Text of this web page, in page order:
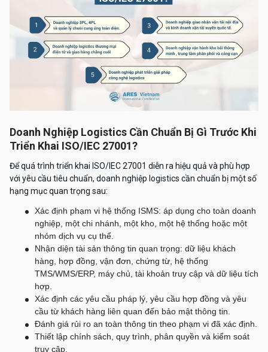
Doanh Nghiệp Logistics Cần Chuẩn Bị Gì Trước Khi
Triển Khai ISO/IEC 27001?
Để quá trình triển khai ISO/IEC 27001 diễn ra hiệu quả và phù hợp
với yêu cầu tiêu chuẩn, doanh nghiệp logistics cần chuẩn bị một số
hạng mục quan trọng sau:
Xác định phạm vi hệ thống ISMS: áp dụng cho toàn doanh
nghiệp, một chi nhánh, một kho, một hệ thống hoặc một
nhóm dịch vụ cụ thể.
Nhận diện tài sản thông tin quan trọng: dữ liệu khách
hàng, hợp đồng, vận đơn, chứng từ, hệ thống
TMS/WMS/ERP, máy chủ, tài khoản truy cập và dữ liệu tích
hợp.
Xác định các yêu cầu pháp lý, yêu cầu hợp đồng và yêu
cầu từ khách hàng liên quan đến bảo mật thông tin.
Đánh giá rủi ro an toàn thông tin theo phạm vi đã xác định.
Thiết lập chính sách, quy trình, phân quyền và kiểm soát
truy cập.